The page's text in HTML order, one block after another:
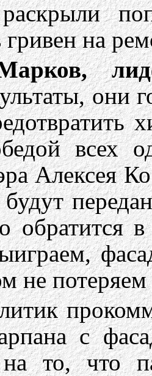
на
они
всех
Алексея
не
с
то, что